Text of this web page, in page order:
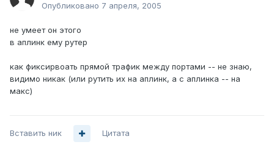
Опубликовано 7 апреля, 2005
не умеет он этого
в аплинк ему рутер
как фиксирвоать прямой трафик между портами -- не знаю,
видимо никак (или рутить их на аплинк, а с аплинка -- на
макс)
Вставить ник Цитата